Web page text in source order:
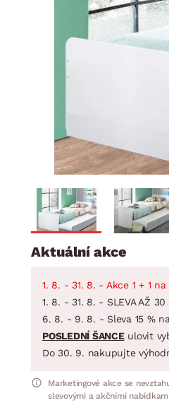
Dětský pokoj
Předsíň, šatna a
Domácnost
BYTOVÝ TEXTIL
VELIKONOCE
Aktuální akce
1. 8. - 31. 8. - Akce 1 + 1 na
1. 8. - 31. 8. - SLEVA AŽ
6. 8. - 9. 8. - Sleva 15 % na
POSLEDNÍ ŠANCEulovit
Do 30. 9. nakupujte
Marketingové akce se
slevovými a akčními